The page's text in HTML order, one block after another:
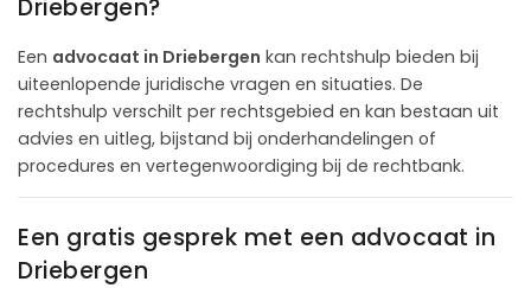
Driebergen?
Een advocaat in Driebergen kan rechtshulp bieden bij
uiteenlopende juridische vragen en situaties. De
rechtshulp verschilt per rechtsgebied en kan bestaan uit
advies en uitleg, bijstand bij onderhandelingen of
procedures en vertegenwoordiging bij de rechtbank.
Een gratis gesprek met een advocaat in
Driebergen